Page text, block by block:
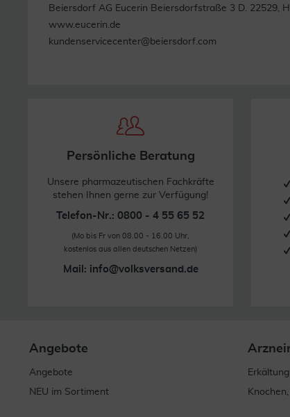
Beiersdorf AG Eucerin Beiersdorfstraße 3 D. 22529,
www.eucerin.de
kundenservicecenter@beiersdorf.com
Persönliche Beratung
Unsere pharmazeutischen Fachkräfte
stehen Ihnen gerne zur Verfügung!
Telefon-Nr.: 0800 - 4 55 65 52
(Mo bis Fr von 08.00 - 16.00 Uhr,
kostenlos aus allen deutschen Netzen)
Mail: info@volksversand.de
Angebote
Angebote
NEU im Sortiment